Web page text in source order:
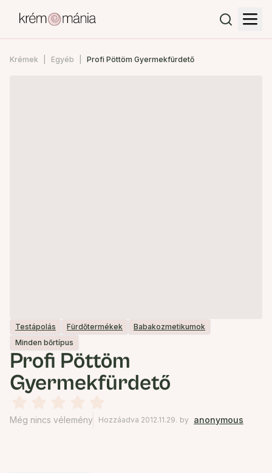
Krémek Egyéb Profi Pöttöm Gyermekfürdető
Testápolás Fürdőtermékek
Babakozmetikumok
Minden bőrtípus
Profi Pöttöm
Gyermekfürdető
Még nincs vélemény Hozzáadva 2012.11.29. by anonymous